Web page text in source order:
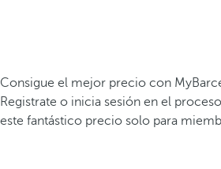
Consigue el mejor precio con
Registrate o inicia sesión en el
este fantástico precio solo para